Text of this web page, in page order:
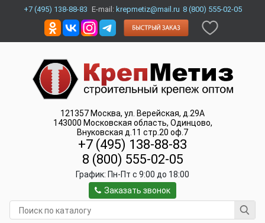
+7 (495) 138-88-83 E-mail: krepmetiz@mail.ru 8 (800) 555-02-05
121357 Москва, ул. Верейская, д.29А
143000 Московская область, Одинцово,
Внуковская д.11 стр.20 оф.7
+7 (495) 138-88-83
8 (800) 555-02-05
График: Пн-Пт c 9:00 до 18:00
Заказать звонок